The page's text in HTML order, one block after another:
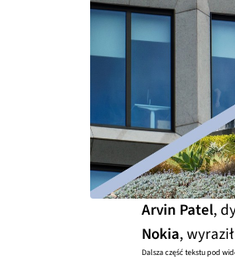
Arvin Patel,
Nokia,
Dalsza część tekstu pod